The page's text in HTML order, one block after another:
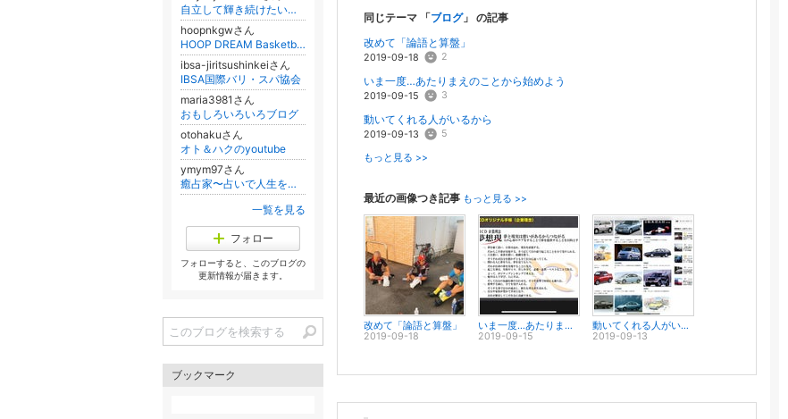
同じテーマ 「ブログ」 の記事
改めて「論語と算盤」
2019-09-18 2
いま一度…あたりまえのことから始めよう
2019-09-15 3
動いてくれる人がいるから
2019-09-13 5
もっと見る >>
最近の画像つき記事 もっと見る >>
改めて「論語と算盤」
2019-09-18
いま一度…あたりまえのことから始めよう
2019-09-15
動いてくれる人がいるから
2019-09-13
自立して輝き続けたい貴女を応援します
hoopnkgwさん
HOOP DREAM Basketball
ibsa-jiritsushinkeiさん
IBSA国際バリ・スパ協会
maria3981さん
おもしろいろいろブログ
otohakuさん
オト＆ハクのyoutube
ymym97さん
癒占家〜占いで人生を豊かに〜自分らしい生き方を考える✨
一覧を見る
フォロー
フォローすると、このブログの
更新情報が届きます。
ブックマーク